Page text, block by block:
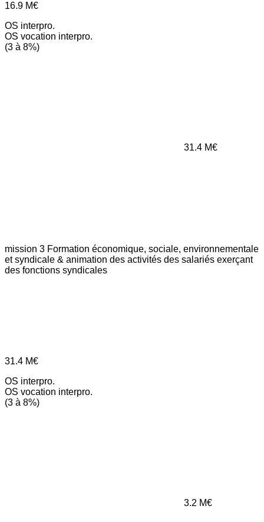
16.9 M€
OS interpro.
OS vocation interpro.
(3 à 8%)
31.4 M€
mission 3 Formation économique, sociale, environnementale
et syndicale & animation des activités des salariés exerçant
des fonctions syndicales
31.4 M€
OS interpro.
OS vocation interpro.
(3 à 8%)
3.2 M€